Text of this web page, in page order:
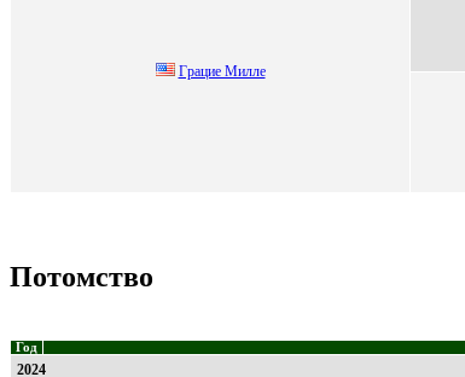
Гpaциe Миллe
Потомство
Год
2024